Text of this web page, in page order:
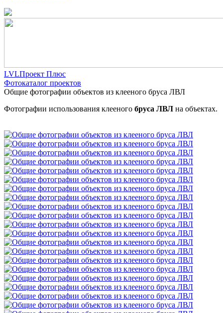
LVLПроект Плюс
Фотокаталог проектов
Общие фотографии объектов из клееного бруса ЛВЛ
Фотографии использования клееного бруса ЛВЛ на объектах.